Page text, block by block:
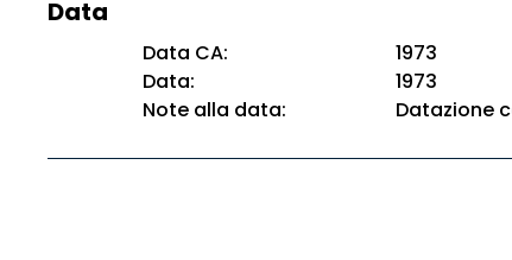
Data
Data CA:
1973
Data:
1973
Note alla data:
Datazione